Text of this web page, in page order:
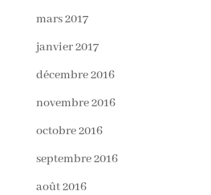
mars 2017
janvier 2017
décembre 2016
novembre 2016
octobre 2016
septembre 2016
août 2016